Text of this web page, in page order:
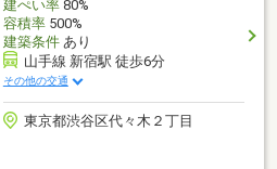
建ぺい率80%
容積率500%
建築条件あり
山手線 新宿駅 徒歩6分
その他の交通
東京都渋谷区代々木２丁目